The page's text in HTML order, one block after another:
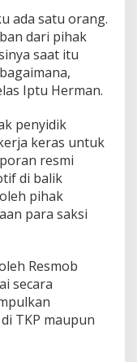
ada satu orang.
dari pihak
saat itu
Iptu Herman.
penyidik
keras untuk
resmi
di balik
pihak
para saksi
Resmob
secara
TKP maupun